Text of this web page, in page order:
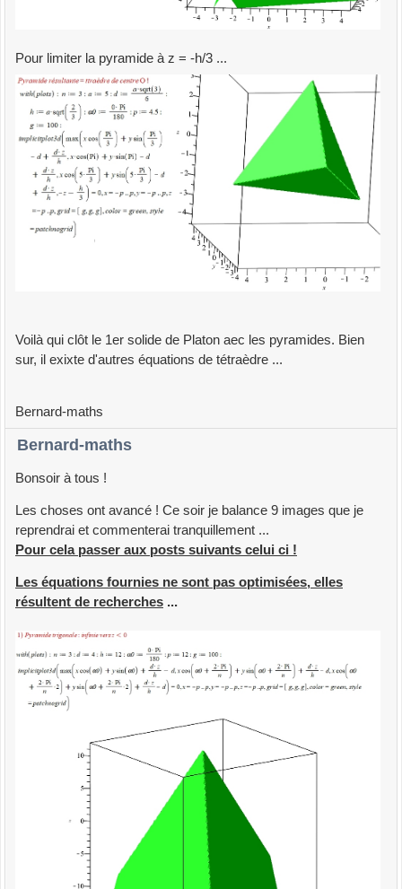
Pour limiter la pyramide à z = -h/3 ...
Voilà qui clôt le 1er solide de Platon aec les pyramides. Bien
sur, il exixte d'autres équations de tétraèdre ...
Bernard-maths
Bernard-maths
Bonsoir à tous !
Les choses ont avancé ! Ce soir je balance 9 images que je
reprendrai et commenterai tranquillement ...
Pour cela passer aux posts suivants celui ci !
Les équations fournies ne sont pas optimisées, elles
résultent de recherches ...